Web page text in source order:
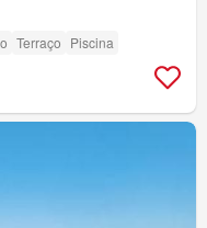
Terraço Piscina